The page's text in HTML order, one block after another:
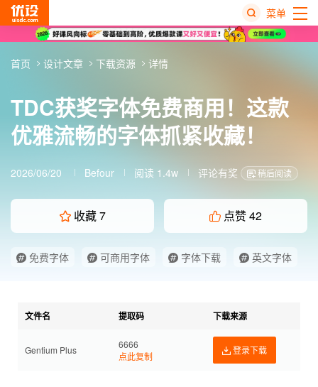
菜单
TDC获奖字体免费商用！这款
优雅流畅的字体抓紧收藏！
2026/06/20 Befour 阅读 1.4w 评论有奖 稍后阅读
收藏7 点赞42
免费字体 可商用字体 字体下载 英文字体
首页 设计文章 下载资源 详情
文件名 提取码 下载来源
Gentium Plus
6666
点此复制
登录下载